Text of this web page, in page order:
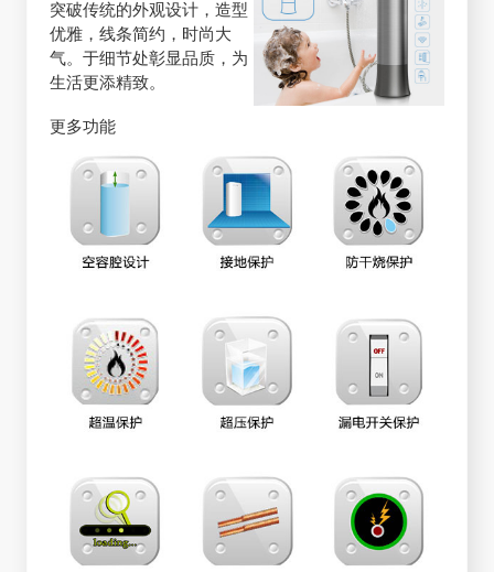
突破传统的外观设计，造型
优雅，线条简约，时尚大
气。于细节处彰显品质，为
生活更添精致。
更多功能